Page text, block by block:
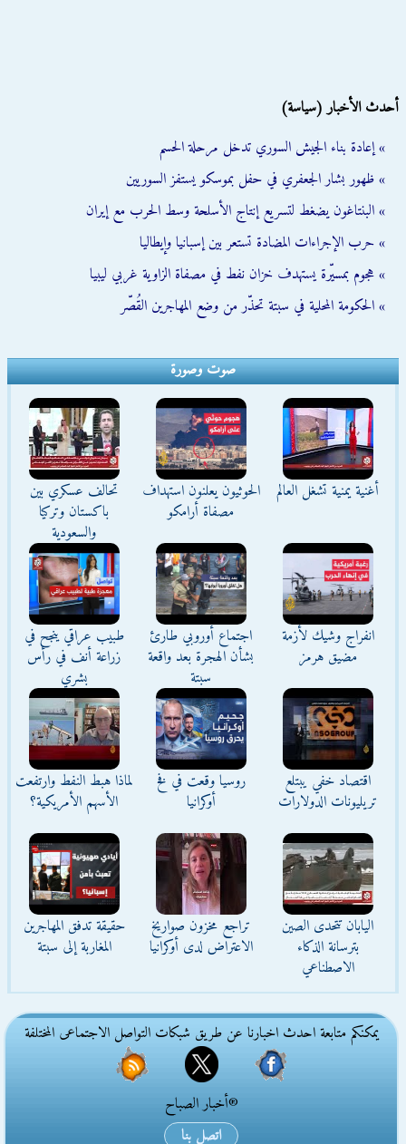
أحدث الأخبار (سياسة)
» إعادة بناء الجيش السوري تدخل مرحلة الحسم
» ظهور بشار الجعفري في حفل بموسكو يستفز السوريين
» البنتاغون يضغط لتسريع إنتاج الأسلحة وسط الحرب مع إيران
» حرب الإجراءات المضادة تستعر بين إسبانيا وإيطاليا
» هجوم بمسيّرة يستهدف خزان نفط في مصفاة الزاوية غربي ليبيا
» الحكومة المحلية في سبتة تحذّر من وضع المهاجرين القُصّر
صوت وصورة
أغنية يمنية تشغل العالم
الحوثيون يعلنون استهداف
مصفاة أرامكو
تحالف عسكري بين
باكستان وتركيا
والسعودية
انفراج وشيك لأزمة
مضيق هرمز
اجتماع أوروبي طارئ
بشأن الهجرة بعد واقعة
سبتة
طبيب عراقي ينجح في
زراعة أنف في رأس
بشري
اقتصاد خفي يبتلع
تريليونات الدولارات
روسيا وقعت في فخ
أوكرانيا
لماذا هبط النفط وارتفعت
الأسهم الأمريكية؟
اليابان تتحدى الصين
بترسانة الذكاء
الاصطناعي
تراجع مخزون صواريخ
الاعتراض لدى أوكرانيا
حقيقة تدفق المهاجرين
المغاربة إلى سبتة
يمكنكم متابعة احدث اخبارنا عن طريق شبكات التواصل الاجتماعى المختلفة
®أخبار الصباح
اتصل بنا